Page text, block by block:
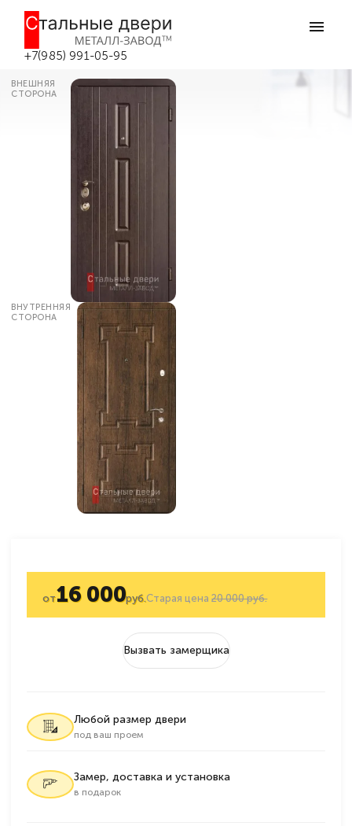
+7(985) 991-05-95
Входная дверь в квартиру с
наличниками №50 в Боровске
ВНЕШНЯЯ
СТОРОНА
ВНУТРЕННЯЯ
СТОРОНА
Старая цена20 000 руб.
от16 000руб.
Вызвать замерщика
Любой размер двери
под ваш проем
Замер, доставка и установка
в подарок